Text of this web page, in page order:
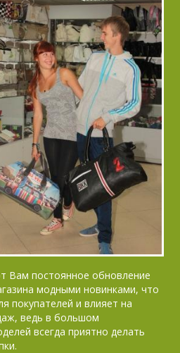
Вам постоянное обновление
модными новинками, что
покупателей и влияет на
ведь в большом
всегда приятно делать